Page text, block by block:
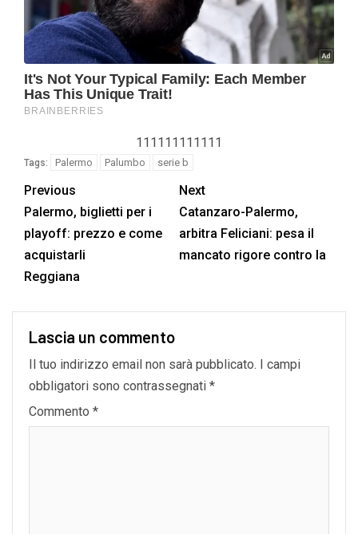
111111111111
Tags: Palermo Palumbo serie b
Previous
Palermo, biglietti per i
playoff: prezzo e come
acquistarli
Next
Catanzaro-Palermo,
arbitra Feliciani: pesa il
mancato rigore contro la
Reggiana
Lascia un commento
Il tuo indirizzo email non sarà pubblicato. I campi
obbligatori sono contrassegnati *
Commento *